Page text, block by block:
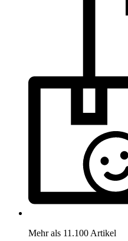
Mehr als 11.100 Artikel